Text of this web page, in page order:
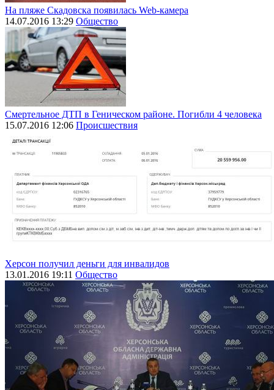
На пляже Скадовска появилась Web-камера
14.07.2016 13:29 Общество
Смертельное ДТП в Геническом районе. Погибли 4 человека
15.07.2016 12:06 Происшествия
Херсон получил деньги для инвалидов
13.01.2016 19:11 Общество